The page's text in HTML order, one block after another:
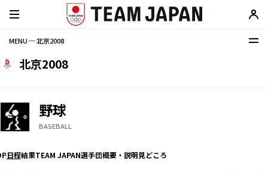
MENU ─ 北京2008
北京2008
野球
BASEBALL
日程結果TEAM JAPAN選手団概要・説明見どころ